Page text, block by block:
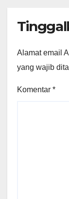
Alamat email
yang wajib
Komentar *